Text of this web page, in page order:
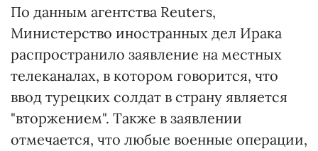
По данным агентства Reuters,
Министерство иностранных дел Ирака
распространило заявление на местных
телеканалах, в котором говорится, что
ввод турецких солдат в страну является
"вторжением". Также в заявлении
отмечается, что любые военные операции,